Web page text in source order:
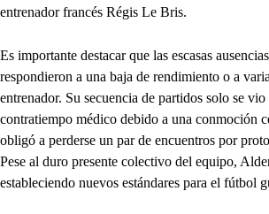
entrenador francés Régis Le Bris.
Es importante destacar que las escasas
respondieron a una baja de rendimiento o a
entrenador. Su secuencia de partidos solo se
contratiempo médico debido a una conmoción
obligó a perderse un par de encuentros por
Pese al duro presente colectivo del equipo,
estableciendo nuevos estándares para el fútbol